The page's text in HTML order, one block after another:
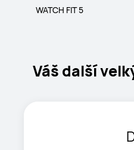
WATCH FIT 5
Váš další